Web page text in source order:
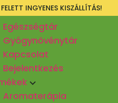
INGYENES KISZÁLLÍTÁS!
Egészségtár
Gyógynövénytár
Kapcsolat
Bejelentkezés
Aromaterápia